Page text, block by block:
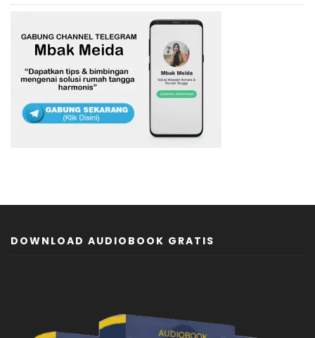
DOWNLOAD AUDIOBOOK GRATIS